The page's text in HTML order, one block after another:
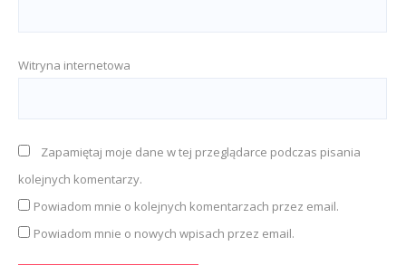
Witryna internetowa
Zapamiętaj moje dane w tej przeglądarce podczas pisania
kolejnych komentarzy.
Powiadom mnie o kolejnych komentarzach przez email.
Powiadom mnie o nowych wpisach przez email.